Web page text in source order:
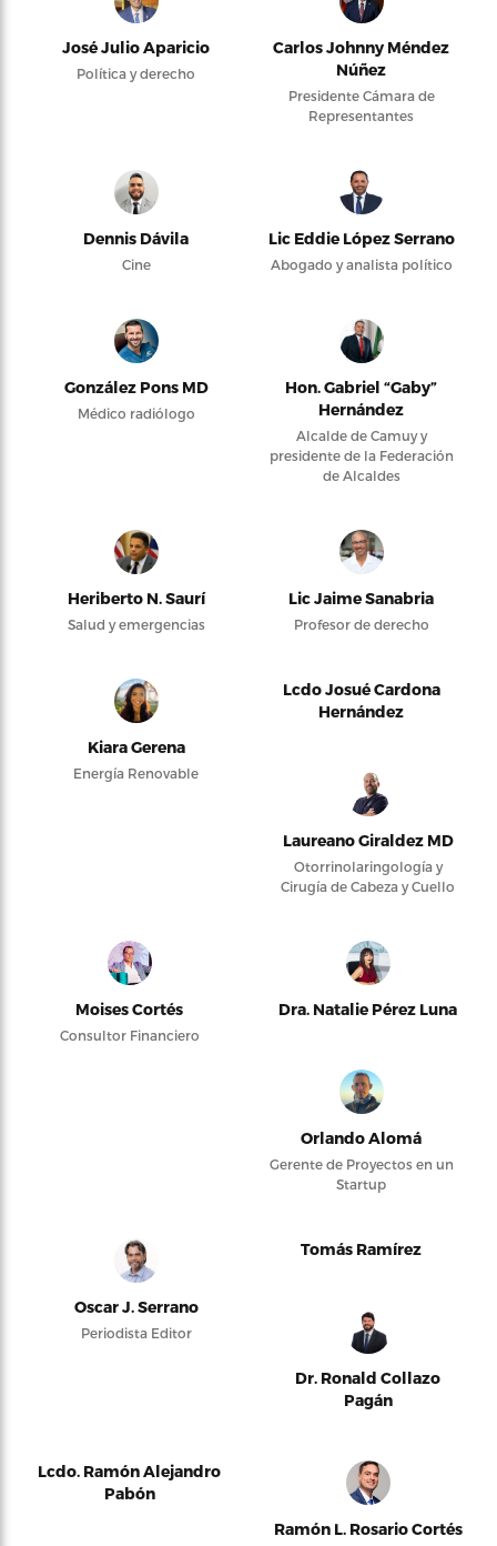
José Julio Aparicio
Política y derecho
Carlos Johnny Méndez
Núñez
Presidente Cámara de
Representantes
Dennis Dávila
Cine
Lic Eddie López Serrano
Abogado y analista político
González Pons MD
Médico radiólogo
Hon. Gabriel “Gaby”
Hernández
Alcalde de Camuy y
presidente de la Federación
de Alcaldes
Heriberto N. Saurí
Salud y emergencias
Lic Jaime Sanabria
Profesor de derecho
Kiara Gerena
Energía Renovable
Lcdo Josué Cardona
Hernández
Laureano Giraldez MD
Otorrinolaringología y
Cirugía de Cabeza y Cuello
Moises Cortés
Consultor Financiero
Dra. Natalie Pérez Luna
Orlando Alomá
Gerente de Proyectos en un
Startup
Oscar J. Serrano
Periodista Editor
Tomás Ramírez
Dr. Ronald Collazo
Pagán
Lcdo. Ramón Alejandro
Pabón
Ramón L. Rosario Cortés